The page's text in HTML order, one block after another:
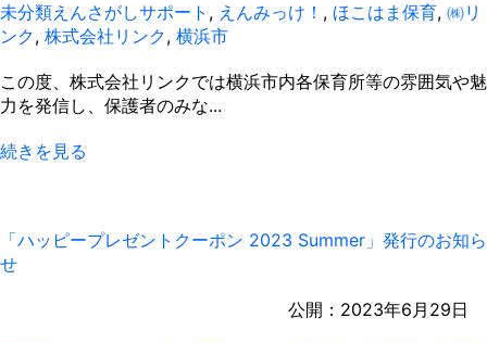
未分類えんさがしサポート , えんみっけ！ , ほこはま保育, ㈱リ
ンク, 株式会社リンク, 横浜市
この度、株式会社リンクでは横浜市内各保育所等の雰囲気や魅
力を発信し、保護者のみな...
続きを見る
「ハッピープレゼントクーポン 2023 Summer」発行のお知ら
せ
公開： 2023年6月29日